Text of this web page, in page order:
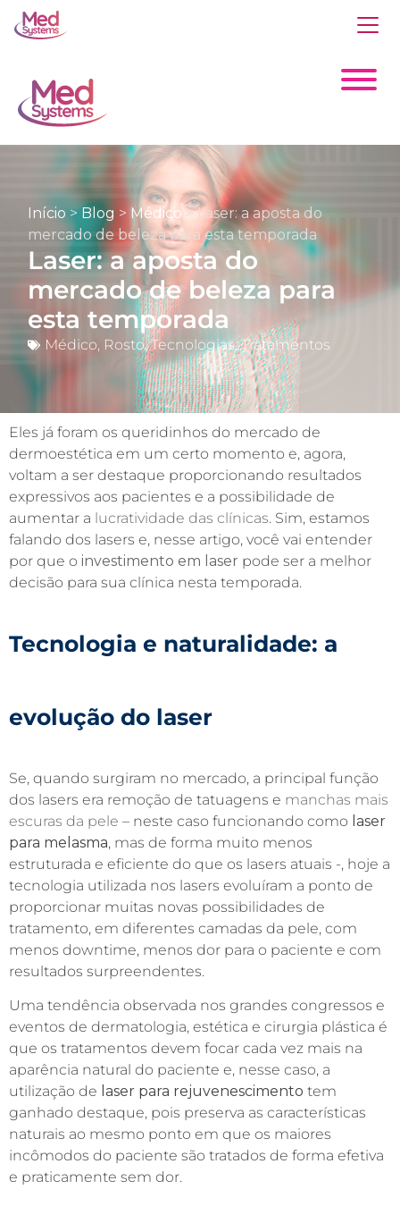
Início >Blog > Médico >Laser: a aposta do
mercado de beleza para esta temporada
Laser: a aposta do
mercado de beleza para
esta temporada
Médico, Rosto,Tecnologias,Tratamentos
Eles já foram os queridinhos do mercado de
dermoestética em um certo momento e, agora,
voltam a ser destaque proporcionando resultados
expressivos aos pacientes e a possibilidade de
aumentar a lucratividade das clínicas. Sim, estamos
falando dos lasers e, nesse artigo, você vai entender
por que o investimento em laser pode ser a melhor
decisão para sua clínica nesta temporada.
Tecnologia e naturalidade: a
evolução do laser
Se, quando surgiram no mercado, a principal função
dos lasers era remoção de tatuagens e manchas mais
escuras da pele – neste caso funcionando como laser
para melasma, mas de forma muito menos
estruturada e eficiente do que os lasers atuais -, hoje a
tecnologia utilizada nos lasers evoluíram a ponto de
proporcionar muitas novas possibilidades de
tratamento, em diferentes camadas da pele, com
menos downtime, menos dor para o paciente e com
resultados surpreendentes.
Uma tendência observada nos grandes congressos e
eventos de dermatologia, estética e cirurgia plástica é
que os tratamentos devem focar cada vez mais na
aparência natural do paciente e, nesse caso, a
utilização de laser para rejuvenescimento tem
ganhado destaque, pois preserva as características
naturais ao mesmo ponto em que os maiores
incômodos do paciente são tratados de forma efetiva
e praticamente sem dor.